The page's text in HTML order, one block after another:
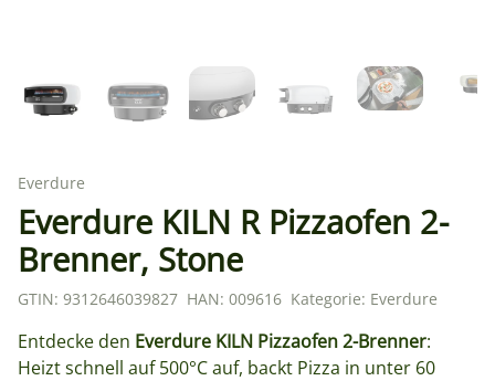
Everdure
Everdure KILN R Pizzaofen 2-
Brenner, Stone
GTIN: 9312646039827 HAN: 009616 Kategorie: Everdure
Entdecke den Everdure KILN Pizzaofen 2-Brenner:
Heizt schnell auf 500°C auf, backt Pizza in unter 60